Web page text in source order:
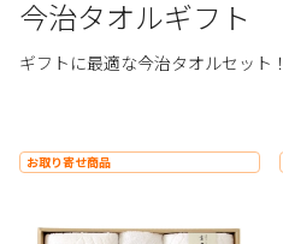
今治タオルギフト
ギフトに最適な今治タオルセット！
お取り寄せ商品